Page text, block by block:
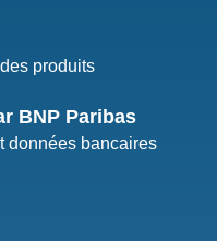
produits
BNP Paribas
données bancaires